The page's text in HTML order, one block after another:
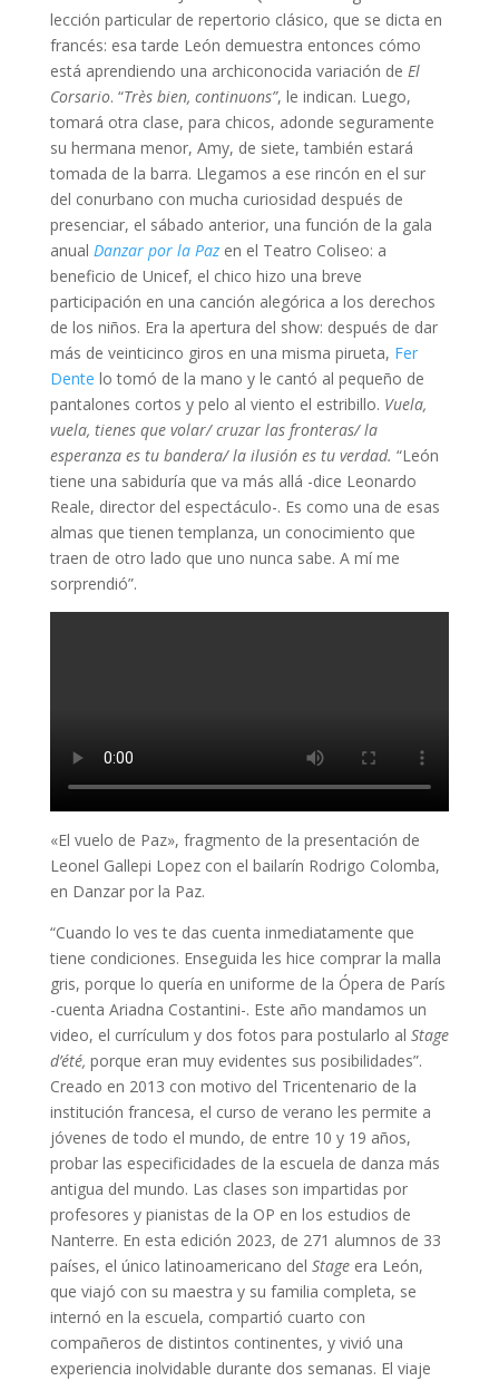
lección particular de repertorio clásico, que se dicta en
francés: esa tarde León demuestra entonces cómo
está aprendiendo una archiconocida variación de El
Corsario. “Très bien, continuons”, le indican. Luego,
tomará otra clase, para chicos, adonde seguramente
su hermana menor, Amy, de siete, también estará
tomada de la barra. Llegamos a ese rincón en el sur
del conurbano con mucha curiosidad después de
presenciar, el sábado anterior, una función de la gala
anual Danzar por la Paz en el Teatro Coliseo: a
beneficio de Unicef, el chico hizo una breve
participación en una canción alegórica a los derechos
de los niños. Era la apertura del show: después de dar
más de veinticinco giros en una misma pirueta, Fer
Dente lo tomó de la mano y le cantó al pequeño de
pantalones cortos y pelo al viento el estribillo. Vuela,
vuela, tienes que volar/ cruzar las fronteras/ la
esperanza es tu bandera/ la ilusión es tu verdad. “León
tiene una sabiduría que va más allá -dice Leonardo
Reale, director del espectáculo-. Es como una de esas
almas que tienen templanza, un conocimiento que
traen de otro lado que uno nunca sabe. A mí me
sorprendió”.
«El vuelo de Paz», fragmento de la presentación de
Leonel Gallepi Lopez con el bailarín Rodrigo Colomba,
en Danzar por la Paz.
“Cuando lo ves te das cuenta inmediatamente que
tiene condiciones. Enseguida les hice comprar la malla
gris, porque lo quería en uniforme de la Ópera de París
-cuenta Ariadna Costantini-. Este año mandamos un
video, el currículum y dos fotos para postularlo al Stage
d’été, porque eran muy evidentes sus posibilidades”.
Creado en 2013 con motivo del Tricentenario de la
institución francesa, el curso de verano les permite a
jóvenes de todo el mundo, de entre 10 y 19 años,
probar las especificidades de la escuela de danza más
antigua del mundo. Las clases son impartidas por
profesores y pianistas de la OP en los estudios de
Nanterre. En esta edición 2023, de 271 alumnos de 33
países, el único latinoamericano del Stage era León,
que viajó con su maestra y su familia completa, se
internó en la escuela, compartió cuarto con
compañeros de distintos continentes, y vivió una
experiencia inolvidable durante dos semanas. El viaje